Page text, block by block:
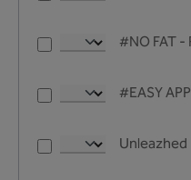
Unleazhed